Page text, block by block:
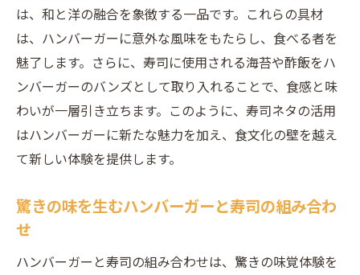
は、和と洋の融合を象徴する一品です。これらの具材
は、ハンバーガーに意外な風味をもたらし、食べる者を
魅了します。さらに、寿司に使用される海苔や酢飯をハ
ンバーガーのバンズとして取り入れることで、食感と味
わいが一層引き立ちます。このように、寿司ネタの活用
はハンバーガーに新たな魅力を加え、食文化の壁を越え
て新しい体験を提供します。
驚きの味を生むハンバーガーと寿司の組み合わ
せ
ハンバーガーと寿司の組み合わせは、驚きの味覚体験を